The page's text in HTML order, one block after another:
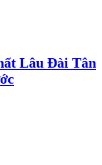
Lâu Đài Tân